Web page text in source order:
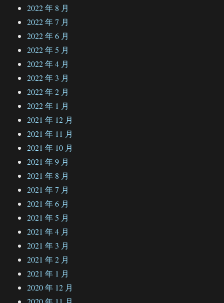
2022 年 8 月
2022 年 7 月
2022 年 6 月
2022 年 5 月
2022 年 4 月
2022 年 3 月
2022 年 2 月
2022 年 1 月
2021 年 12 月
2021 年 11 月
2021 年 10 月
2021 年 9 月
2021 年 8 月
2021 年 7 月
2021 年 6 月
2021 年 5 月
2021 年 4 月
2021 年 3 月
2021 年 2 月
2021 年 1 月
2020 年 12 月